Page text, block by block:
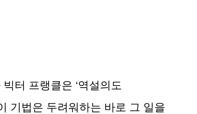
터 프랭클은 ‘역설의도
기법은 두려워하는 바로 그 일을